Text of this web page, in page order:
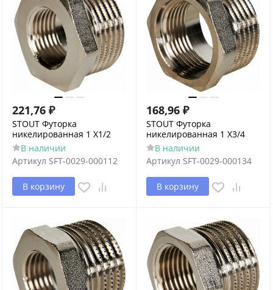
221,76 ₽
STOUT Футорка
никелированная 1 X1/2
В наличии
Артикул SFT-0029-000112
В корзину
168,96 ₽
STOUT Футорка
никелированная 1 X3/4
В наличии
Артикул SFT-0029-000134
В корзину